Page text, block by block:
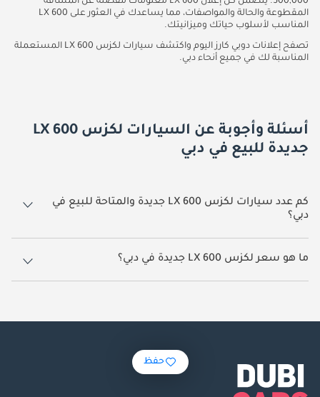
المقطوعة والحالة والمواصفات، مما يساعدك في العثور على LX 600
المناسب لأسلوب حياتك وميزانيتك.
تصفح إعلانات دوبي كارز اليوم واكتشف سيارات لكزس LX 600 المستعملة
المناسبة لك في جميع أنحاء دبي.
أسئلة وأجوبة عن السيارات لكزس LX 600
جديدة للبيع في دبي
كم عدد سيارات لكزس LX 600 جديدة والمتاحة للبيع في
دبي؟
260 سيارة لكزس LX 600 جديدة متوفرة للبيع في دبي.
ما هو سعر لكزس LX 600 جديدة في دبي؟
يبدأ سعر سيارة لكزس LX 600 جديدة في دبي 500,000.
حفظ